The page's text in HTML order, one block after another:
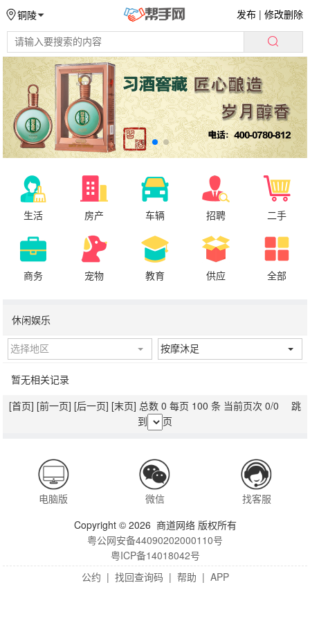
铜陵 发布 |修改删除
生活 房产 车辆 招聘 二手
商务 宠物 教育 供应 全部
休闲娱乐
选择地区 按摩沐足
暂无相关记录
[首页] [前一页] [后一页] [末页] 总数 0 每页 100 条 当前页次 0/0 跳
到
页
电脑版 微信
找客服
Copyright © 2026 商道网络 版权所有
粤公网安备44090202000110号
粤ICP备14018042号
公约 | 找回查询码 | 帮助 | APP